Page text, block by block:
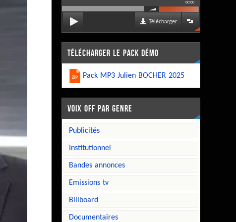
00:00
Télécharger
TÉLÉCHARGER LE PACK DÉMO
Pack MP3 Julien BOCHER 2025
VOIX OFF PAR GENRE
publicités
institutionnel
bandes annonces
emissions tv
billboard
documentaires